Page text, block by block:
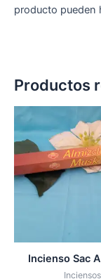
producto pueden
Productos
Incienso Sac
Inciensos